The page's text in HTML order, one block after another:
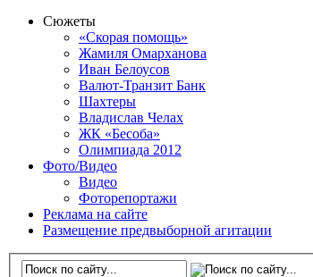
Сюжеты
«Скорая помощь»
Жамиля Омарханова
Иван Белоусов
Валют-Транзит Банк
Шахтеры
Владислав Челах
ЖК «Бесоба»
Олимпиада 2012
Фото/Видео
Видео
Фоторепортажи
Реклама на сайте
Размещение предвыборной агитации